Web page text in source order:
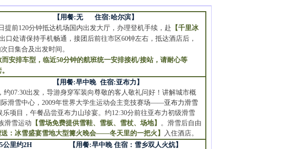
【用餐:无 住宿:哈尔滨】
前120分钟抵达机场国内出发大厅，办理登机手续，赴
【千里冰
出口处请保持手机畅通，接团后前往市区60钟左右，抵达酒店后，
日集合及出发时间。
安排车型，临近50分钟的航班统一安排接机/接站，请耐心等
【用餐:早中晚 住宿:亚布力】
07:30出发，导游身穿军装向尊敬的客人敬礼问好！讲解城市概
滑雪中心，2009年世界大学生运动会主竞技赛场——亚布力滑雪
乐项目，午餐品尝亚布力山珍宴。约12:30分前往亚布力初级滑雪
滑雪运动 【雪场免费提供雪鞋、雪板、雪杖、场地】 。滑雪后自由
送：冰雪盛宴雪地大型篝火晚会——冬天里的一把火】
入住酒店。
85公里约2H 【用餐:早中晚 住宿：雪乡双人火炕】